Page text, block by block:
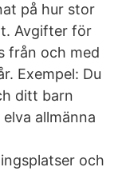
på hur stor
Avgifter för
från och med
Exempel: Du
ditt barn
allmänna
och